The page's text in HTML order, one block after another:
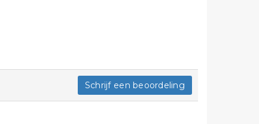
Schrijf een beoordeling